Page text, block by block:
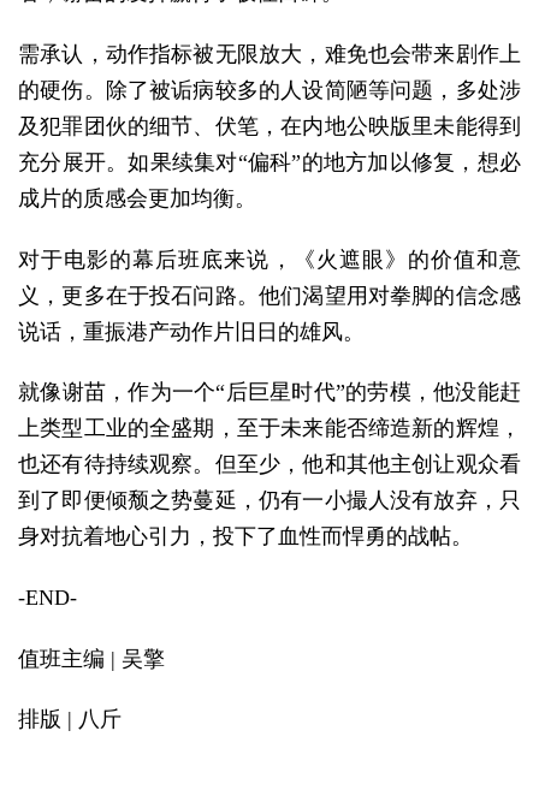
需承认，动作指标被无限放大，难免也会带来剧作上
的硬伤。除了被诟病较多的人设简陋等问题，多处涉
及犯罪团伙的细节、伏笔，在内地公映版里未能得到
充分展开。如果续集对“偏科”的地方加以修复，想必
成片的质感会更加均衡。
对于电影的幕后班底来说，《火遮眼》的价值和意
义，更多在于投石问路。他们渴望用对拳脚的信念感
说话，重振港产动作片旧日的雄风。
就像谢苗，作为一个“后巨星时代”的劳模，他没能赶
上类型工业的全盛期，至于未来能否缔造新的辉煌，
也还有待持续观察。但至少，他和其他主创让观众看
到了即便倾颓之势蔓延，仍有一小撮人没有放弃，只
身对抗着地心引力，投下了血性而悍勇的战帖。
-END-
值班主编 | 吴擎
排版 | 八斤